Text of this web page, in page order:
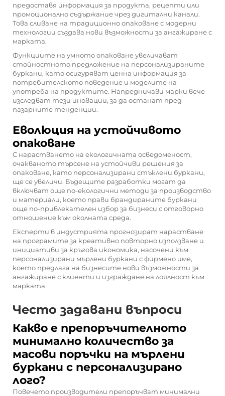
предоставя информация за продукта, рецепти или
промоционално съдържание чрез дигитални канали.
Това сливане на традиционно опаковане с модерни
технологии създава нови възможности за ангажиране с
марката.
Функциите на умното опаковане увеличават
стойностното предложение на персонализираните
буркани, като осигуряват ценна информация за
потребителското поведение и моделите на
употреба на продуктите. Напредничави марки вече
изследват тези иновации, за да останат пред
пазарните тенденции.
Еволюция на устойчивото
опаковане
С нарастването на екологичната осведоменост,
очакваното търсене на устойчиви решения за
опаковане, като персонализирани стъклени буркани,
ще се увеличи. Бъдещите разработки могат да
включват още по-екологични методи за производство
и материали, което прави брандираните буркани
още по-привлекателен избор за бизнеси с отговорно
отношение към околната среда.
Експерти в индустрията прогнозират нарастване
на програмите за креативно повторно използване и
инициативи за кръгова икономика, насочени към
персонализирани мърлени буркани с фирмено име,
което предлага на бизнесите нови възможности за
ангажиране с клиенти и изграждане на лоялност към
марката.
Често задавани въпроси
Какво е препоръчителното
минимално количество за
масови поръчки на мърлени
буркани с персонализирано
лого?
Повечето производители препоръчват минимални